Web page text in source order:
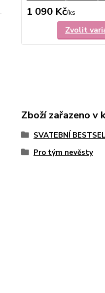
1 090 Kč/ks
Zvolit
Zboží zařazeno v
SVATEBNÍ
Pro tým nevěsty